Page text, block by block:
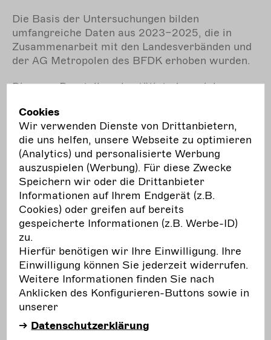
Die Basis der Untersuchungen bilden
umfangreiche Daten aus 2023–2025, die in
Zusammenarbeit mit den Landesverbänden und
der AG Metropolen des BFDK erhoben wurden.
Die neue Darstellung bestätigt, dass sich
Fristen von Bundesland zu Bundesland und nun
auch von Kommune zu Kommune deutlich
unterscheiden. Dies betrifft sowohl die Arten der
Förderung – vom Projekt- über Gastspiel- bis
hin zur Konzeptionsförderung – als auch die
Antragsfristen.
Diese Strukturen bergen folgende Probleme:
Unregelmäßige Einreichfristenauf
Kommunal - und Länderebene machen es
schwer, Mittel für eine Kofinanzierung – wie
sie bei Bundesförderungen oft verlangt wird –
zu erhalten.
Cookies
Wir verwenden Dienste von Drittanbietern,
die uns helfen, unsere Webseite zu optimieren
(Analytics) und personalisierte Werbung
auszuspielen (Werbung). Für diese Zwecke
Speichern wir oder die Drittanbieter
Informationen auf Ihrem Endgerät (z.B.
Cookies) oder greifen auf bereits
gespeicherte Informationen (z.B. Werbe-ID)
zu.
Hierfür benötigen wir Ihre Einwilligung. Ihre
Einwilligung können Sie jederzeit widerrufen.
Weitere Informationen finden Sie nach
Anklicken des Konfigurieren-Buttons sowie in
unserer
Datenschutzerklärung